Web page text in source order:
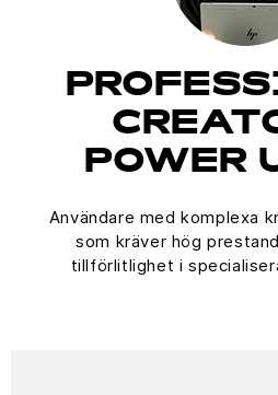
POWER
Användare med komplexa
som kräver hög
tillförlitlighet i